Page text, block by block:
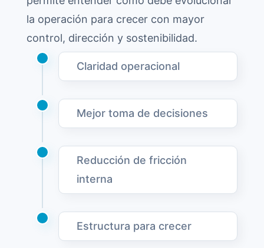
la operación para crecer con mayor
control, dirección y sostenibilidad.
Claridad operacional
Mejor toma de decisiones
Reducción de fricción
interna
Estructura para crecer